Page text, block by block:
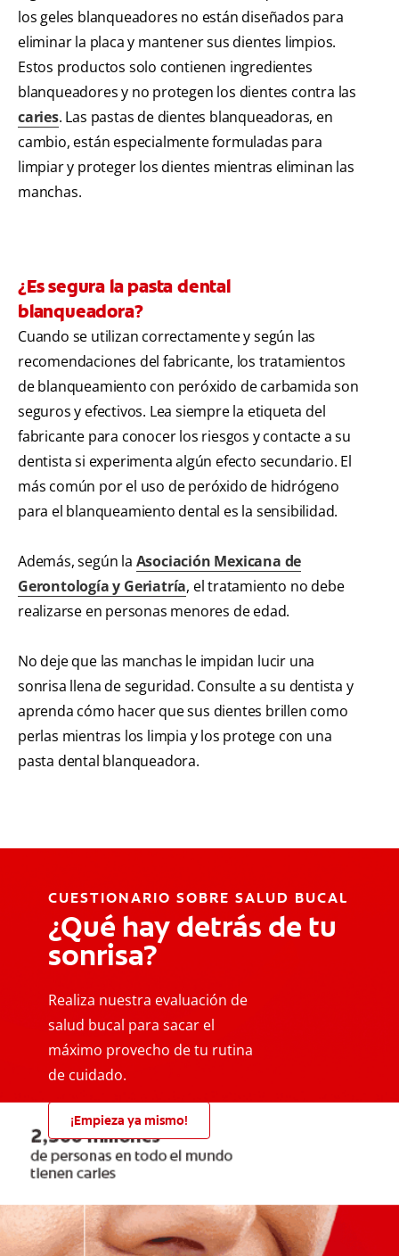
los geles blanqueadores no están diseñados para
eliminar la placa y mantener sus dientes limpios.
Estos productos solo contienen ingredientes
blanqueadores y no protegen los dientes contra las
caries. Las pastas de dientes blanqueadoras, en
cambio, están especialmente formuladas para
limpiar y proteger los dientes mientras eliminan las
manchas.
¿Es segura la pasta dental
blanqueadora?
Cuando se utilizan correctamente y según las
recomendaciones del fabricante, los tratamientos
de blanqueamiento con peróxido de carbamida son
seguros y efectivos. Lea siempre la etiqueta del
fabricante para conocer los riesgos y contacte a su
dentista si experimenta algún efecto secundario. El
más común por el uso de peróxido de hidrógeno
para el blanqueamiento dental es la sensibilidad.
Además, según la Asociación Mexicana de
Gerontología y Geriatría, el tratamiento no debe
realizarse en personas menores de edad.
No deje que las manchas le impidan lucir una
sonrisa llena de seguridad. Consulte a su dentista y
aprenda cómo hacer que sus dientes brillen como
perlas mientras los limpia y los protege con una
pasta dental blanqueadora.
CUESTIONARIO SOBRE SALUD BUCAL
¿Qué hay detrás de tu
sonrisa?
Realiza nuestra evaluación de
salud bucal para sacar el
máximo provecho de tu rutina
de cuidado.
¡Empieza ya mismo!